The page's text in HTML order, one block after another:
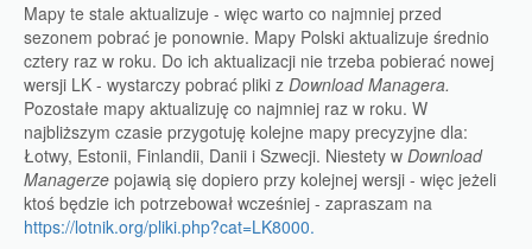
Mapy te stale aktualizuje - więc warto co najmniej przed
sezonem pobrać je ponownie. Mapy Polski aktualizuje średnio
cztery raz w roku. Do ich aktualizacji nie trzeba pobierać nowej
wersji LK - wystarczy pobrać pliki z Download Managera.
Pozostałe mapy aktualizuję co najmniej raz w roku. W
najbliższym czasie przygotuję kolejne mapy precyzyjne dla:
Łotwy, Estonii, Finlandii, Danii i Szwecji. Niestety w Download
Managerze pojawią się dopiero przy kolejnej wersji - więc jeżeli
ktoś będzie ich potrzebował wcześniej - zapraszam na
https://lotnik.org/pliki.php?cat=LK8000.